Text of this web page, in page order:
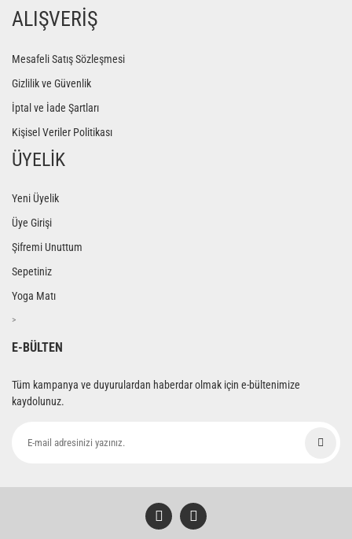
ALIŞVERİŞ
Mesafeli Satış Sözleşmesi
Gizlilik ve Güvenlik
İptal ve İade Şartları
Kişisel Veriler Politikası
ÜYELİK
Yeni Üyelik
Üye Girişi
Şifremi Unuttum
Sepetiniz
Yoga Matı
>
E-BÜLTEN
Tüm kampanya ve duyurulardan haberdar olmak için e-bültenimize
kaydolunuz.